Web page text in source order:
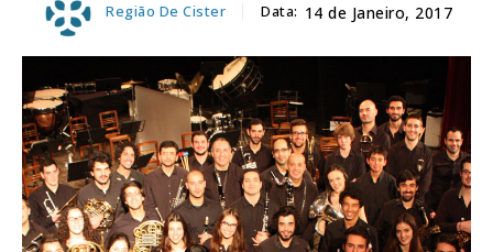
Região De Cister Data: 14 de Janeiro, 2017